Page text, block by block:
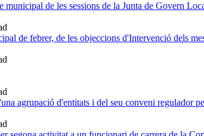
municipal de les sessions de la Junta de Govern
de febrer, de les objeccions d'Intervenció dels
agrupació d'entitats i del seu conveni regulador